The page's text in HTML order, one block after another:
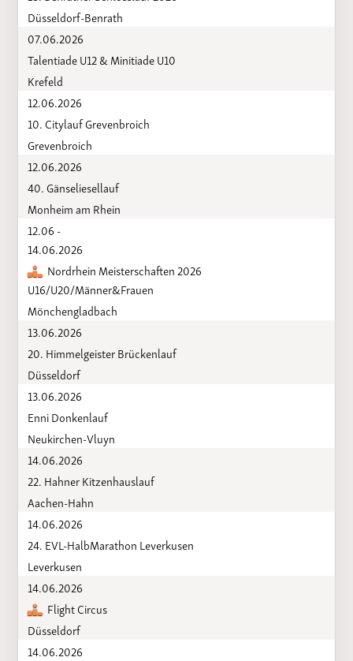
Düsseldorf-Benrath
07.06.2026
Talentiade U12 & Minitiade U10
Krefeld
12.06.2026
10. Citylauf Grevenbroich
Grevenbroich
12.06.2026
40. Gänseliesellauf
Monheim am Rhein
12.06 -
14.06.2026
Nordrhein Meisterschaften 2026
U16/U20/Männer&Frauen
Mönchengladbach
13.06.2026
20. Himmelgeister Brückenlauf
Düsseldorf
13.06.2026
Enni Donkenlauf
Neukirchen-Vluyn
14.06.2026
22. Hahner Kitzenhauslauf
Aachen-Hahn
14.06.2026
24. EVL-HalbMarathon Leverkusen
Leverkusen
14.06.2026
Flight Circus
Düsseldorf
14.06.2026